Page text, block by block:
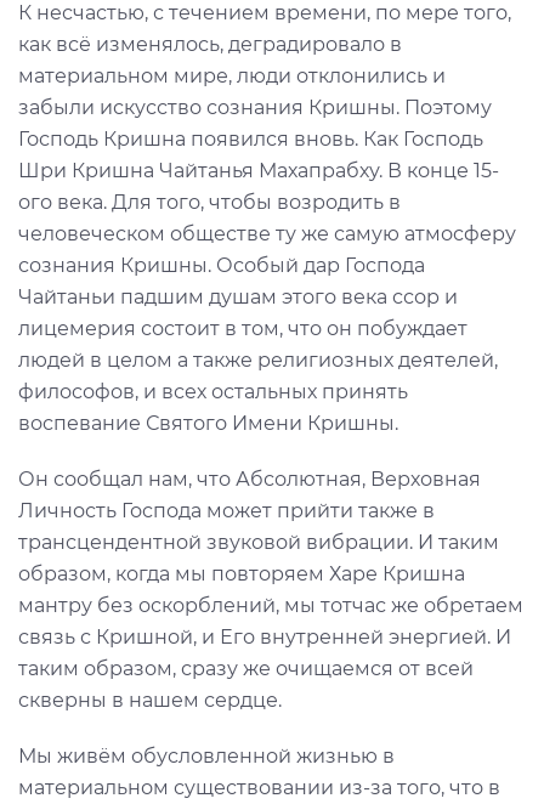
К несчастью, с течением времени, по мере того,
как всё изменялось, деградировало в
материальном мире, люди отклонились и
забыли искусство сознания Кришны. Поэтому
Господь Кришна появился вновь. Как Господь
Шри Кришна Чайтанья Махапрабху. В конце 15-
ого века. Для того, чтобы возродить в
человеческом обществе ту же самую атмосферу
сознания Кришны. Особый дар Господа
Чайтаньи падшим душам этого века ссор и
лицемерия состоит в том, что он побуждает
людей в целом а также религиозных деятелей,
философов, и всех остальных принять
воспевание Святого Имени Кришны.
Он сообщал нам, что Абсолютная, Верховная
Личность Господа может прийти также в
трансцендентной звуковой вибрации. И таким
образом, когда мы повторяем Харе Кришна
мантру без оскорблений, мы тотчас же обретаем
связь с Кришной, и Его внутренней энергией. И
таким образом, сразу же очищаемся от всей
скверны в нашем сердце.
Мы живём обусловленной жизнью в
материальном существовании из-за того, что в